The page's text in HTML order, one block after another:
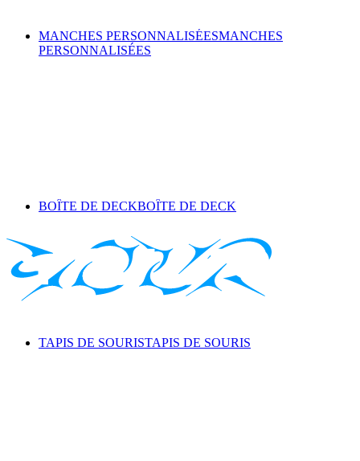
MANCHES PERSONNALISÉESMANCHES
PERSONNALISÉES
BOÎTE DE DECKBOÎTE DE DECK
TAPIS DE SOURISTAPIS DE SOURIS